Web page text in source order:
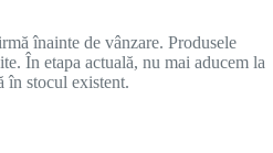
înainte de vânzare. Produsele
În etapa actuală, nu mai aducem la
în stocul existent.